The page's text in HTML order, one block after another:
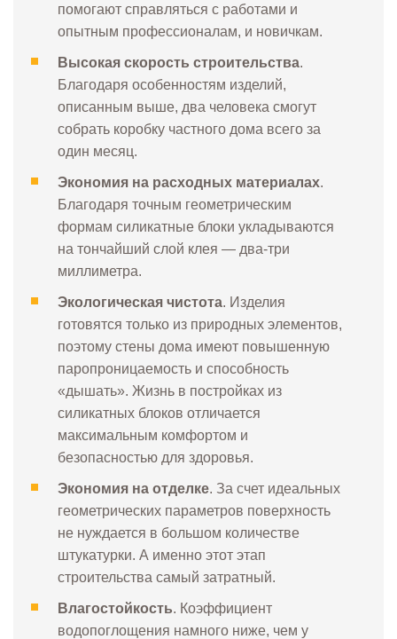
помогают справляться с работами и
опытным профессионалам, и новичкам.
Высокая скорость строительства.
Благодаря особенностям изделий,
описанным выше, два человека смогут
собрать коробку частного дома всего за
один месяц.
Экономия на расходных материалах.
Благодаря точным геометрическим
формам силикатные блоки укладываются
на тончайший слой клея — два-три
миллиметра.
Экологическая чистота. Изделия
готовятся только из природных элементов,
поэтому стены дома имеют повышенную
паропроницаемость и способность
«дышать». Жизнь в постройках из
силикатных блоков отличается
максимальным комфортом и
безопасностью для здоровья.
Экономия на отделке. За счет идеальных
геометрических параметров поверхность
не нуждается в большом количестве
штукатурки. А именно этот этап
строительства самый затратный.
Влагостойкость. Коэффициент
водопоглощения намного ниже, чем у